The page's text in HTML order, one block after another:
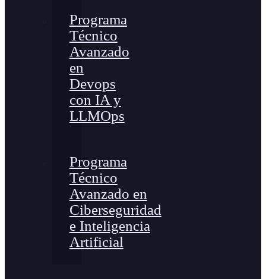
Programa
Técnico
Avanzado
en
Devops
con IA y
LLMOps
Programa
Técnico
Avanzado en
Ciberseguridad
e Inteligencia
Artificial